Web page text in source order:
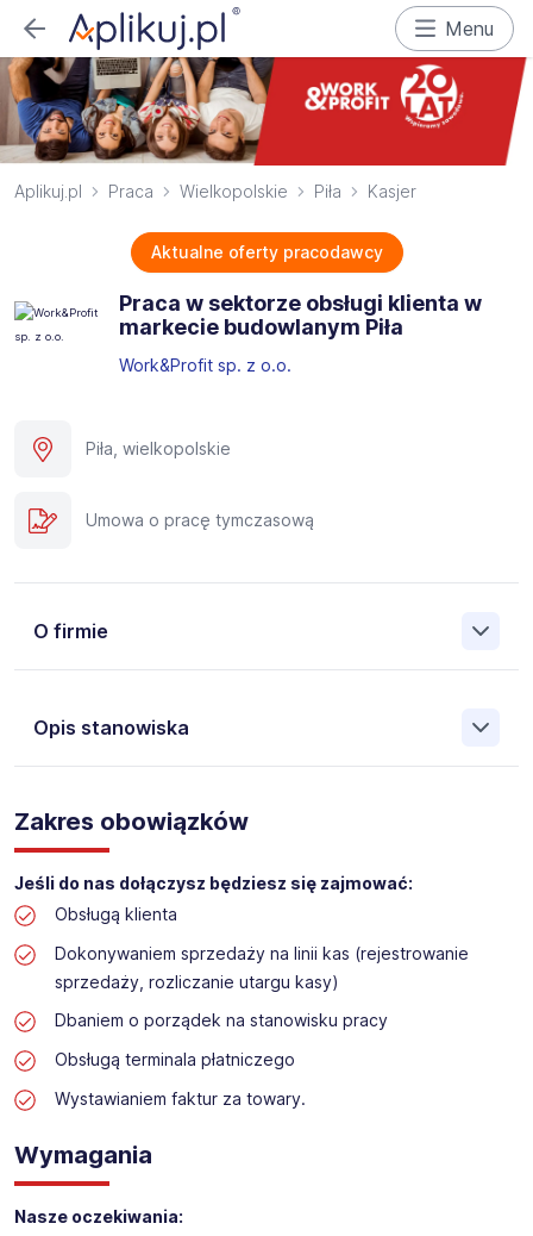
Menu
Aplikuj.pl Praca Wielkopolskie Piła Kasjer
Aktualne oferty pracodawcy
Praca w sektorze obsługi klienta w
markecie budowlanym Piła
Work&Profit sp. z o.o.
Piła, wielkopolskie
Umowa o pracę tymczasową
O firmie
Opis stanowiska
Pośrednictwa Pracy i Doradztwa Personalnego Work &
Profit jest obecnie jedną z największych niezależnych
polskich agencji zatrudnienia. W ciągu wielu lat naszej
działalności daliśmy pracę przeszło 50 000 pracowników
w całym kraju. Skutecznie znajdujemy pracowników dla
największych firm, jak również małych rodzinnych
przedsiębiorstw w Polsce. Agencja jest wpisana pod nr
396 w Krajowym Rejestrze Agencji Zatrudnienia.
Obecnie dla naszego Klienta, poszukujemy osób do pracy
na stanowisko:
Praca w sektorze obsługi klienta w markecie
budowlanym
Zakres obowiązków
Jeśli do nas dołączysz będziesz się zajmować:
Obsługą klienta
Dokonywaniem sprzedaży na linii kas (rejestrowanie
sprzedaży, rozliczanie utargu kasy)
Dbaniem o porządek na stanowisku pracy
Obsługą terminala płatniczego
Wystawianiem faktur za towary.
Wymagania
Nasze oczekiwania: